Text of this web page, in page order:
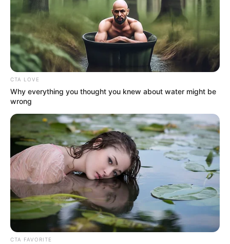
CTA LOVE
Why everything you thought you knew about water might be
wrong
CTA FAVORITE